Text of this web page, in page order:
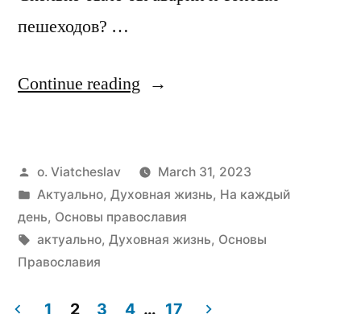
пешеходов? …
Continue reading “Радуйся,
неведения
извлачающая…”
Posted
by
o. Viatcheslav
March 31, 2023
Posted
in
Актуально, Духовная жизнь, На каждый
день, Основы православия
Tags:
актуально, Духовная жизнь, Основы
Православия
1 2 3 4 … 17